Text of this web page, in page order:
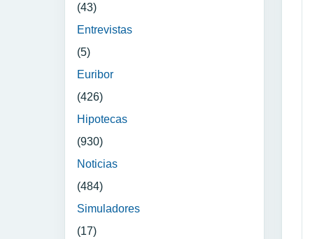
(43)
Entrevistas
(5)
Euribor
(426)
Hipotecas
(930)
Noticias
(484)
Simuladores
(17)